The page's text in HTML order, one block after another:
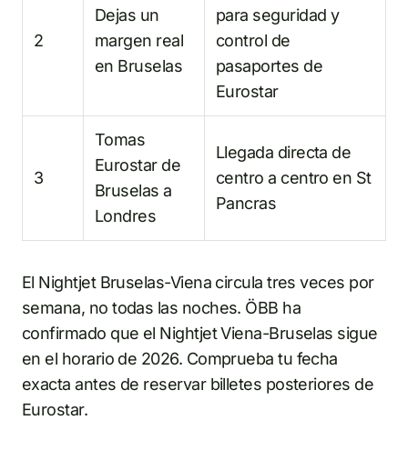
2
Dejas un
margen real
en Bruselas
para seguridad y
control de
pasaportes de
Eurostar
3
Tomas
Eurostar de
Bruselas a
Londres
Llegada directa de
centro a centro en St
Pancras
El Nightjet Bruselas-Viena circula tres veces por
semana, no todas las noches. ÖBB ha
confirmado que el Nightjet Viena-Bruselas sigue
en el horario de 2026. Comprueba tu fecha
exacta antes de reservar billetes posteriores de
Eurostar.